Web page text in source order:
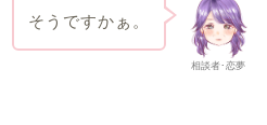
相談者･恋夢
そうですかぁ。